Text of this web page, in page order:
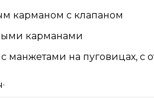
карманом с клапаном
карманами
манжетами на пуговицах, с